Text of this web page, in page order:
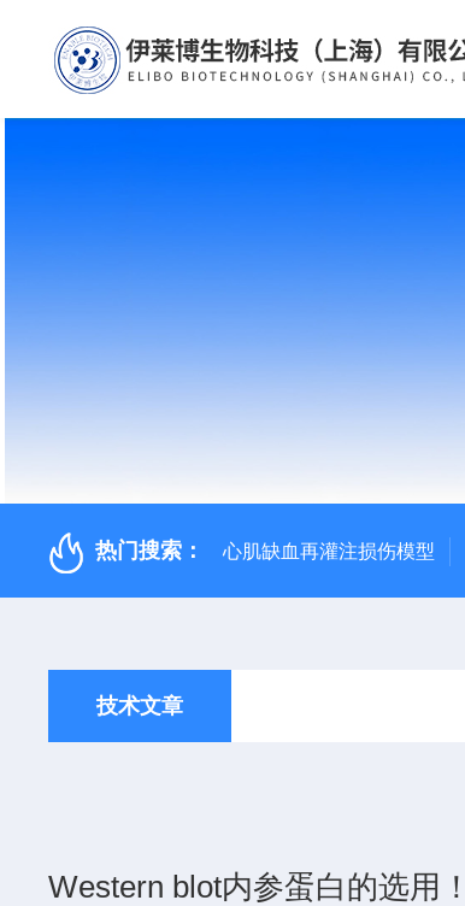
热门搜索： 心肌缺血再灌注损伤模型
技术文章
Western blot内参蛋白的选用！